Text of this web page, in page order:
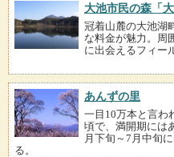
大池市民の森「
冠着山麓の大池湖
な料金が魅力。周
に出会えるフィー
あんずの里
一目10万本と言わ
頃で、満開期には
月下旬～7月中旬
る。